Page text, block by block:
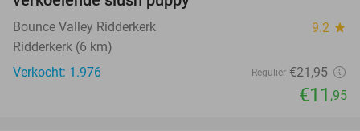
Bounce Valley Ridderkerk 9.2 star
Ridderkerk (6 km)
Verkocht: 1.976
Regulier €21,95
€11 ,95